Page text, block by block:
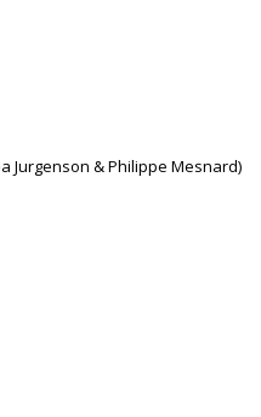
Jurgenson & Philippe Mesnard)